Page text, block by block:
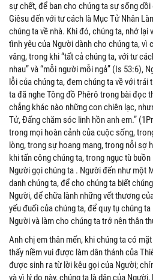
sự chết, để ban cho chúng ta sự sống dồi
Giêsu đến với tư cách là Mục Tử Nhân
chúng ta về nhà. Khi đó, chúng ta, nhớ
tình yêu của Người dành cho chúng ta, vì
vâng, trong khi “tất cả chúng ta, với tư
nhau” và “mỗi người mỗi ngả” (Is 53:6),
lỗi của chúng ta, đem chúng ta về với trái
ta đã nghe Tông đồ Phêrô trong bài đọc
chẳng khác nào những con chiên lạc,
Tử, Đấng chăm sóc linh hồn anh em.”
trong mọi hoàn cảnh của cuộc sống,
lòng, trong sự hoang mang, trong nỗi sợ
khi tấn công chúng ta, trong ngục tù
Người gọi chúng ta . Người đến như một
danh chúng ta, để cho chúng ta biết
Người, để chữa lành những vết thương
yếu đuối của chúng ta, để quy tụ chúng
Người và làm cho chúng ta trở nên thân
Anh chị em thân mến, khi chúng ta có
thấy niềm vui được làm dân thánh của
được sinh ra từ lời kêu gọi của Người;
và vì lý do này, chúng ta là dân của